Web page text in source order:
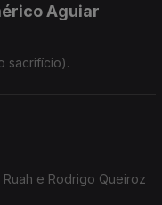
Aguiar
sacrifício).
e Rodrigo Queiroz